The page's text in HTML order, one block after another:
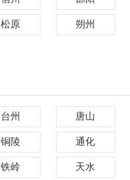
松原 朔州
台州 唐山
铜陵 通化
铁岭 天水